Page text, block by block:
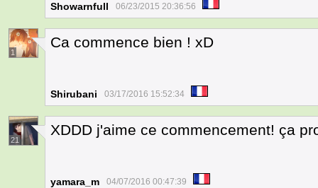
Showarnfull 06/23/2015 20:36:56
1
Ca commence bien ! xD
Shirubani 03/17/2016 15:52:34
21
XDDD j'aime ce commencement! ça
yamara_m 04/07/2016 00:47:39